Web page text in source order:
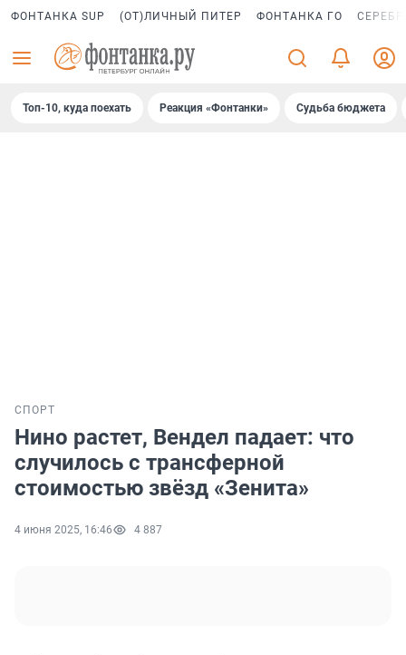
ФОНТАНКА SUP (ОТ)ЛИЧНЫЙ ПИТЕР ФОНТАНКА ГО
Топ-10, куда поехать Реакция «Фонтанки» Судьба бюджета
СПОРТ
Нино растет, Вендел падает: что
случилось с трансферной
стоимостью звёзд «Зенита»
4 июня 2025, 16:46 4 887